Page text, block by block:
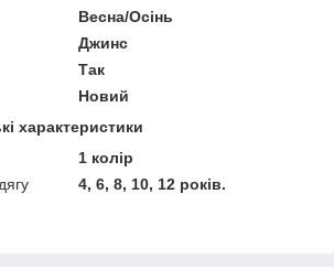
Весна/Осінь
Джинс
Так
Новий
характеристики
1 колір
4, 6, 8, 10, 12 років.